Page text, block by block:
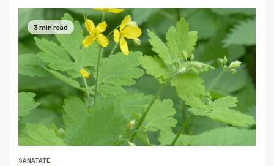
3 min read
SANATATE